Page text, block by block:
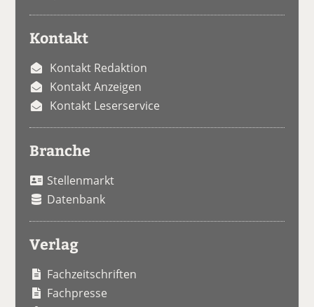
Kontakt
Kontakt Redaktion
Kontakt Anzeigen
Kontakt Leserservice
Branche
Stellenmarkt
Datenbank
Verlag
Fachzeitschriften
Fachpresse